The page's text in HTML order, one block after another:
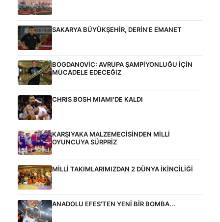
SAKARYA BÜYÜKŞEHİR, DERİN'E EMANET
BOGDANOVİC: AVRUPA ŞAMPİYONLUĞU İÇİN
MÜCADELE EDECEĞİZ
CHRIS BOSH MIAMI'DE KALDI
KARŞIYAKA MALZEMECİSİNDEN MİLLİ
OYUNCUYA SÜRPRİZ
MİLLİ TAKIMLARIMIZDAN 2 DÜNYA İKİNCİLİĞİ
ANADOLU EFES'TEN YENİ BİR BOMBA...